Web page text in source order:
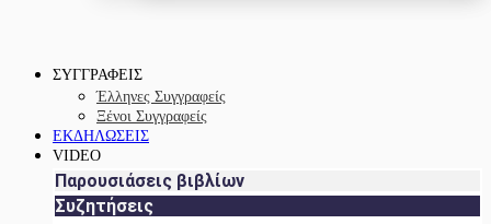
ΣΥΓΓΡΑΦΕΙΣ
Έλληνες Συγγραφείς
Ξένοι Συγγραφείς
ΕΚΔΗΛΩΣΕΙΣ
VIDEO
Παρουσιάσεις βιβλίων
Συζητήσεις